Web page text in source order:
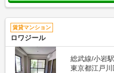
賃貸マンション
ロワジール
総武線/小岩
東京都江戸川